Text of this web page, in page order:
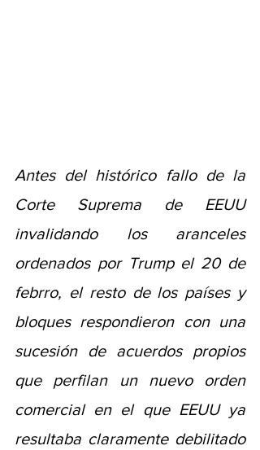
Antes del histórico fallo de la
Corte Suprema de EEUU
invalidando los aranceles
ordenados por Trump el 20 de
febrro, el resto de los países y
bloques respondieron con una
sucesión de acuerdos propios
que perfilan un nuevo orden
comercial en el que EEUU ya
resultaba claramente debilitado